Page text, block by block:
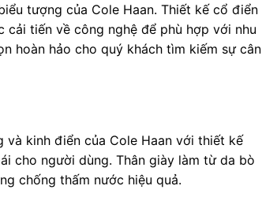
tượng của Cole Haan. Thiết kế cổ điển
tiến về công nghệ để phù hợp với nhu
hoàn hảo cho quý khách tìm kiếm sự cân
kinh điển của Cole Haan với thiết kế
cho người dùng. Thân giày làm từ da bò
chống thấm nước hiệu quả.